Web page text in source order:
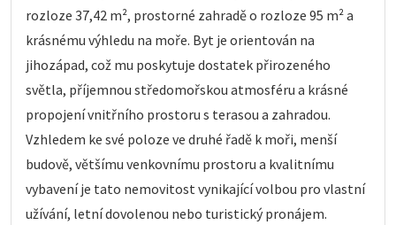
rozloze 37,42 m², prostorné zahradě o rozloze 95 m² a
krásnému výhledu na moře. Byt je orientován na
jihozápad, což mu poskytuje dostatek přirozeného
světla, příjemnou středomořskou atmosféru a krásné
propojení vnitřního prostoru s terasou a zahradou.
Vzhledem ke své poloze ve druhé řadě k moři, menší
budově, většímu venkovnímu prostoru a kvalitnímu
vybavení je tato nemovitost vynikající volbou pro vlastní
užívání, letní dovolenou nebo turistický pronájem.